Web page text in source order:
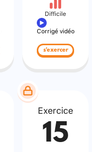
Difficile
Corrigé vidéo
s'exercer
Exercice
15